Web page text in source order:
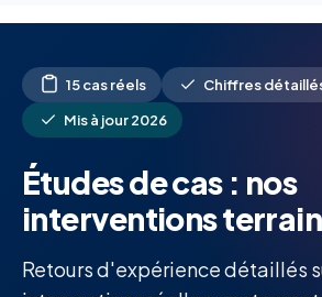
15 cas réels
Chiffres
Mis à jour 2026
Études de cas : nos
interventions terrain
Retours d'expérience détaillés